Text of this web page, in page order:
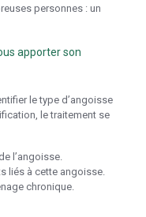
personnes : un
apporter son
le type d’angoisse
le traitement se
l’angoisse.
liés à cette angoisse.
chronique.